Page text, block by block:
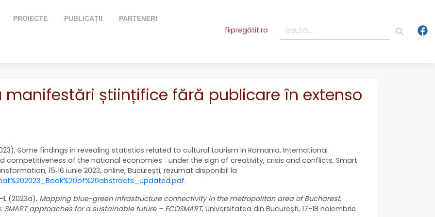
PROIECTE PUBLICAȚII PARTENERI
fiipregătit.ro
manifestări științifice fără publicare în extenso
Some findings in revealing statistics related to cultural tourism in Romania, International
competitiveness of the national economies ‐ under the sign of creativity, crisis and conflicts, Smart
15‐16 iunie 2023, online, București, rezumat disponibil la
.
I. (2023a), Mapping blue-green infrastructure connectivity in the metropolitan area of Bucharest,
approaches for a sustainable future – ECOSMART, Universitatea din Bucureşti, 17-18 noiembrie